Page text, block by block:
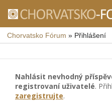
Chorvatsko Fórum » Přihlášení
Nahlásit nevhodný
registrovaní uživatelé.
zaregistrujte.